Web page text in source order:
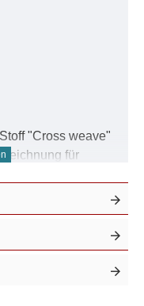
"Cross weave"
für
zu machen.
Schal in der 2-
Zusammenspiel
Seide entsteht ein